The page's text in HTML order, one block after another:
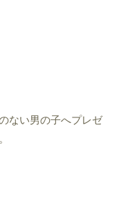
ない男の子へプレゼ